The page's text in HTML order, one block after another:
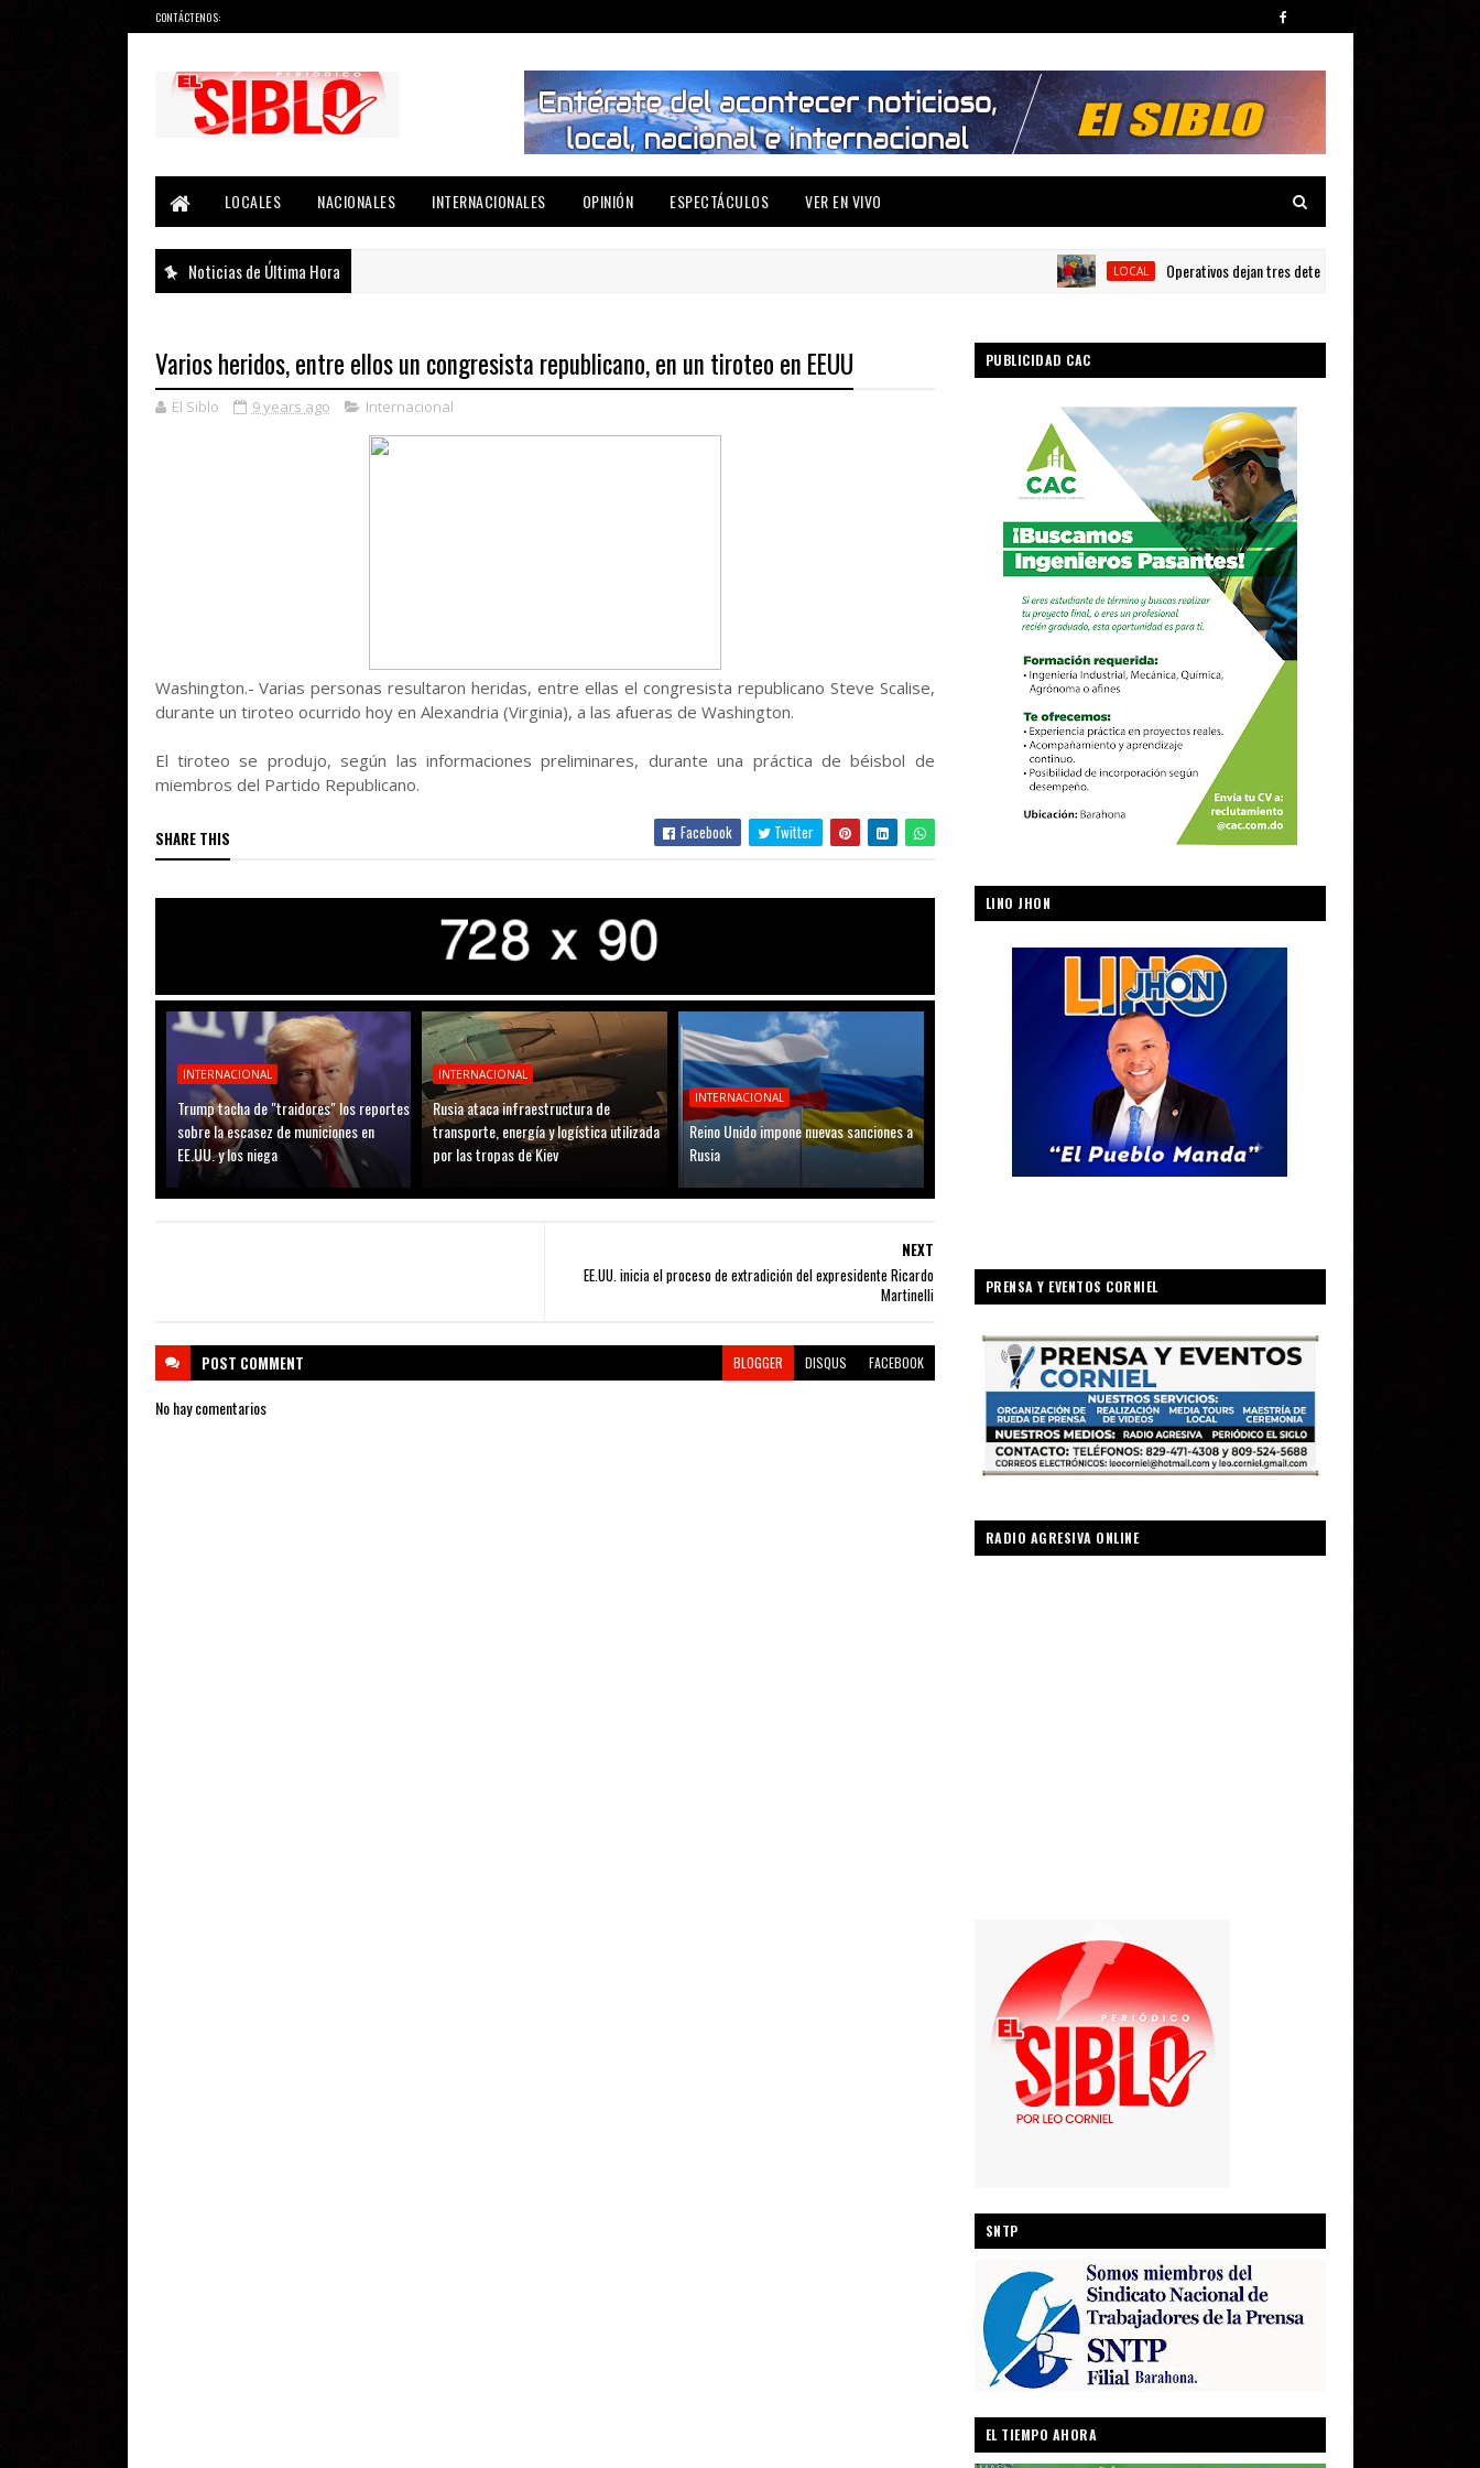
CONTÁCTENOS:
LOCALES
NACIONALES INTERNACIONALES OPINIÓN ESPECTÁCULOS VER EN VIVO
Noticias de Última Hora LOCAL Operativos dejan tres detenidos y siete armas ocupadas
Varios heridos, entre ellos un congresista republicano, en un tiroteo en EEUU
El Siblo 9 years ago Internacional
Washington.- Varias personas resultaron heridas, entre ellas el congresista republicano Steve Scalise,
durante un tiroteo ocurrido hoy en Alexandria (Virginia), a las afueras de Washington.
El tiroteo se produjo, según las informaciones preliminares, durante una práctica de béisbol de
miembros del Partido Republicano.
SHARE THIS Facebook Twitter
INTERNACIONAL
Trump tacha de "traidores" los reportes
sobre la escasez de municiones en
EE.UU. y los niega
INTERNACIONAL
Rusia ataca infraestructura de
transporte, energía y logística utilizada
por las tropas de Kiev
INTERNACIONAL
Reino Unido impone nuevas sanciones a
Rusia
NEXT
EE.UU. inicia el proceso de extradición del expresidente Ricardo
Martinelli
POST COMMENT BLOGGER DISQUS FACEBOOK
No hay comentarios
PUBLICIDAD CAC
LINO JHON
PRENSA Y EVENTOS CORNIEL
RADIO AGRESIVA ONLINE
SNTP
EL TIEMPO AHORA